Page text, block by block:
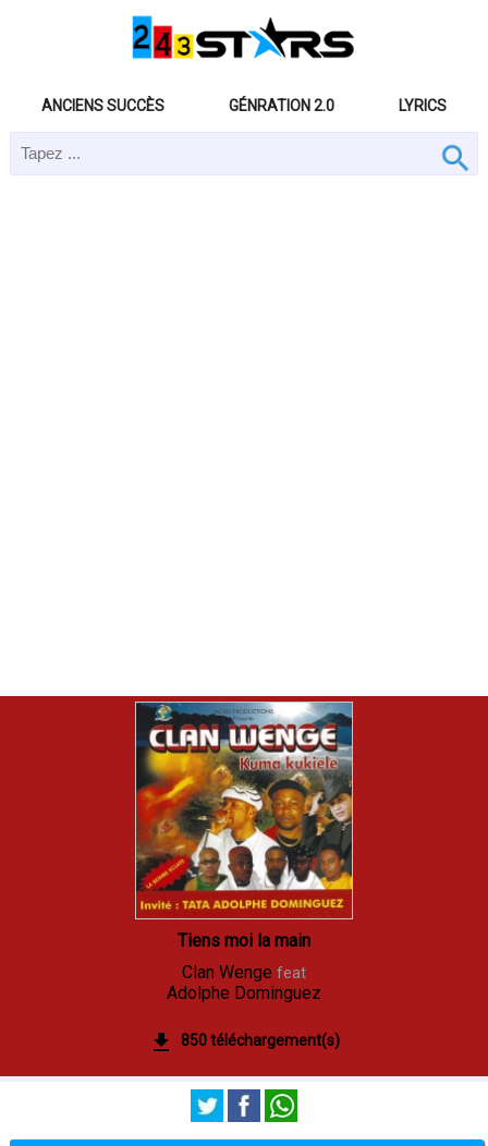
ANCIENS SUCCÈS GÉNRATION 2.0 LYRICS
Tiens moi la main
Clan Wenge feat
Adolphe Dominguez
850 téléchargement(s)